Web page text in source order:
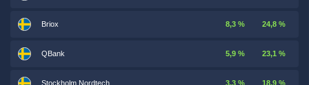
Briox 8,3 % 24,8 %
QBank 5,9 % 23,1 %
Stockholm Nordtech 3,3 % 18,9 %